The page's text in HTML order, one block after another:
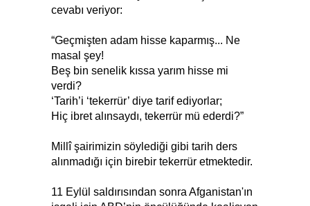
cevabı veriyor:
“Geçmişten adam hisse kaparmış... Ne
masal şey!
Beş bin senelik kıssa yarım hisse mi
verdi?
‘Tarih’i ‘tekerrür’ diye tarif ediyorlar;
Hiç ibret alınsaydı, tekerrür mü ederdi?”
Millî şairimizin söylediği gibi tarih ders
alınmadığı için birebir tekerrür etmektedir.
11 Eylül saldırısından sonra Afganistan'ın